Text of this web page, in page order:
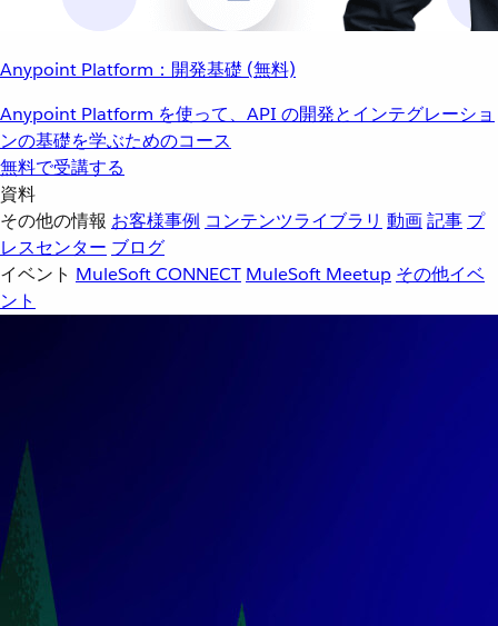
Anypoint Platform：開発基礎 (無料)
Anypoint Platform を使って、API の開発とインテグレーショ
ンの基礎を学ぶためのコース
無料で受講する
資料
その他の情報 お客様事例 コンテンツライブラリ 動画記事 プ
レスセンター ブログ
イベント MuleSoft CONNECT MuleSoft Meetup その他イベ
ント